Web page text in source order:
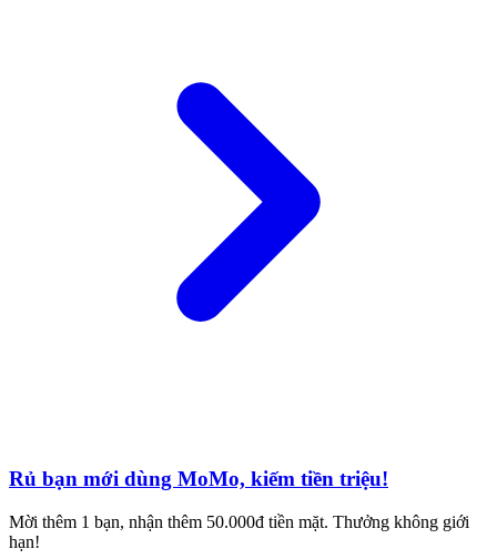
Rủ bạn mới dùng MoMo, kiếm tiền triệu!
Mời thêm 1 bạn, nhận thêm 50.000đ tiền mặt. Thưởng không giới
hạn!